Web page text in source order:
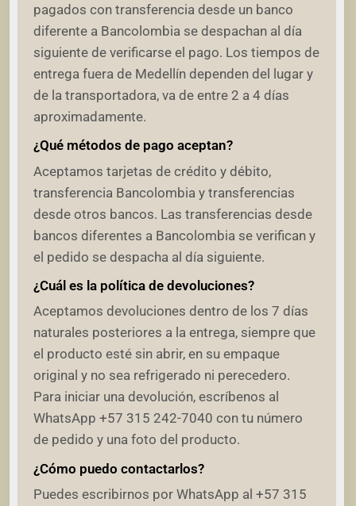
pagados con transferencia desde un banco
diferente a Bancolombia se despachan al día
siguiente de verificarse el pago. Los tiempos de
entrega fuera de Medellín dependen del lugar y
de la transportadora, va de entre 2 a 4 días
aproximadamente.
¿Qué métodos de pago aceptan?
Aceptamos tarjetas de crédito y débito,
transferencia Bancolombia y transferencias
desde otros bancos. Las transferencias desde
bancos diferentes a Bancolombia se verifican y
el pedido se despacha al día siguiente.
¿Cuál es la política de devoluciones?
Aceptamos devoluciones dentro de los 7 días
naturales posteriores a la entrega, siempre que
el producto esté sin abrir, en su empaque
original y no sea refrigerado ni perecedero.
Para iniciar una devolución, escríbenos al
WhatsApp +57 315 242-7040 con tu número
de pedido y una foto del producto.
¿Cómo puedo contactarlos?
Puedes escribirnos por WhatsApp al +57 315